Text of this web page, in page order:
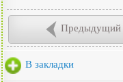
Предыдущий
В закладки